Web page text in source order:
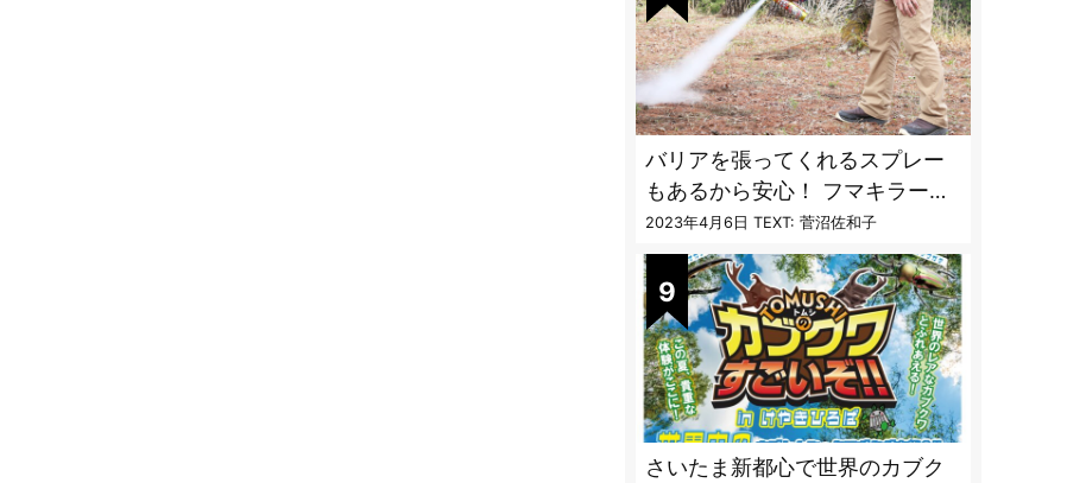
バリアを張ってくれるスプレー
もあるから安心！ フマキラーに
聞く「最強の虫撃退グッズ
vol.4」【キャンプサイトで使う
虫よけ】
2023年4月6日 TEXT: 菅沼佐和子
さいたま新都心で世界のカブク